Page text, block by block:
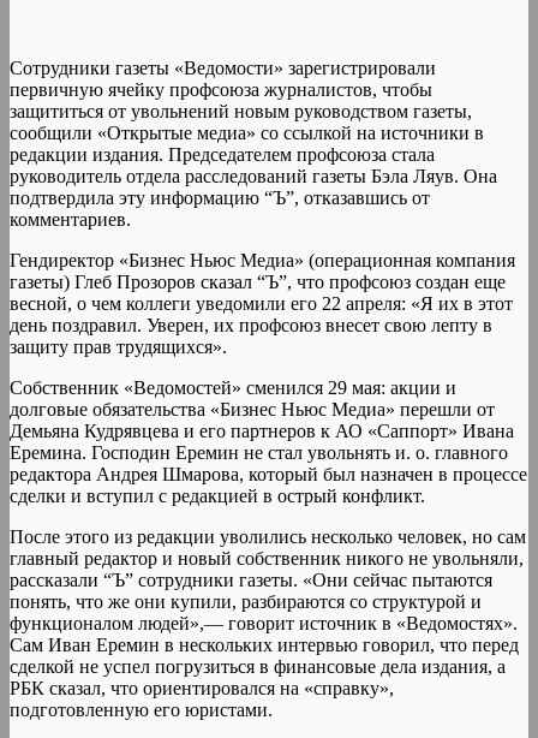
Сотрудники газеты «Ведомости» зарегистрировали
первичную ячейку профсоюза журналистов, чтобы
защититься от увольнений новым руководством газеты,
сообщили «Открытые медиа» со ссылкой на источники в
редакции издания. Председателем профсоюза стала
руководитель отдела расследований газеты Бэла Ляув. Она
подтвердила эту информацию “Ъ”, отказавшись от
комментариев.
Гендиректор «Бизнес Ньюс Медиа» (операционная компания
газеты) Глеб Прозоров сказал “Ъ”, что профсоюз создан еще
весной, о чем коллеги уведомили его 22 апреля: «Я их в этот
день поздравил. Уверен, их профсоюз внесет свою лепту в
защиту прав трудящихся».
Собственник «Ведомостей» сменился 29 мая: акции и
долговые обязательства «Бизнес Ньюс Медиа» перешли от
Демьяна Кудрявцева и его партнеров к АО «Саппорт» Ивана
Еремина. Господин Еремин не стал увольнять и. о. главного
редактора Андрея Шмарова, который был назначен в процессе
сделки и вступил с редакцией в острый конфликт.
После этого из редакции уволились несколько человек, но сам
главный редактор и новый собственник никого не увольняли,
рассказали “Ъ” сотрудники газеты. «Они сейчас пытаются
понять, что же они купили, разбираются со структурой и
функционалом людей»,— говорит источник в «Ведомостях».
Сам Иван Еремин в нескольких интервью говорил, что перед
сделкой не успел погрузиться в финансовые дела издания, а
РБК сказал, что ориентировался на «справку»,
подготовленную его юристами.